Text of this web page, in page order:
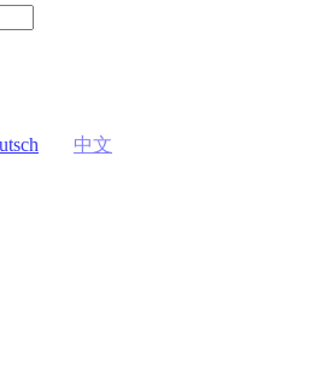
中文